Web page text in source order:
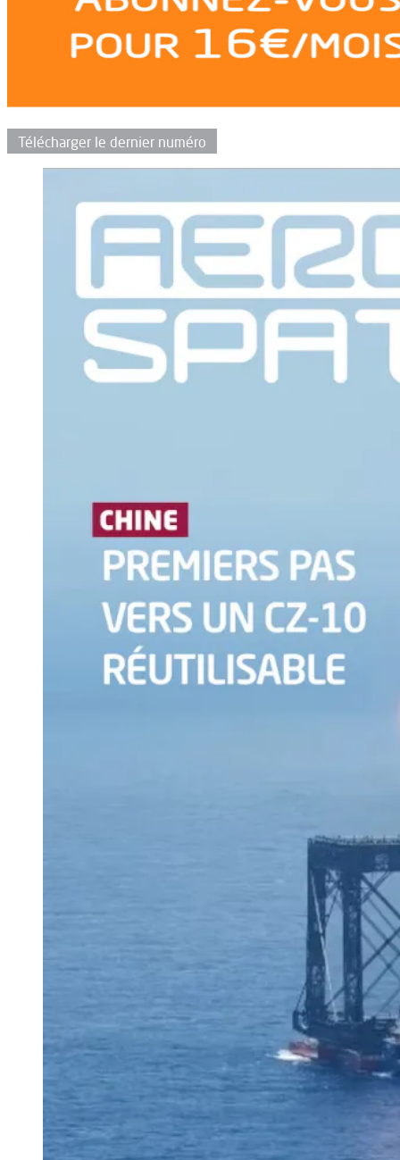
Télécharger le dernier numéro